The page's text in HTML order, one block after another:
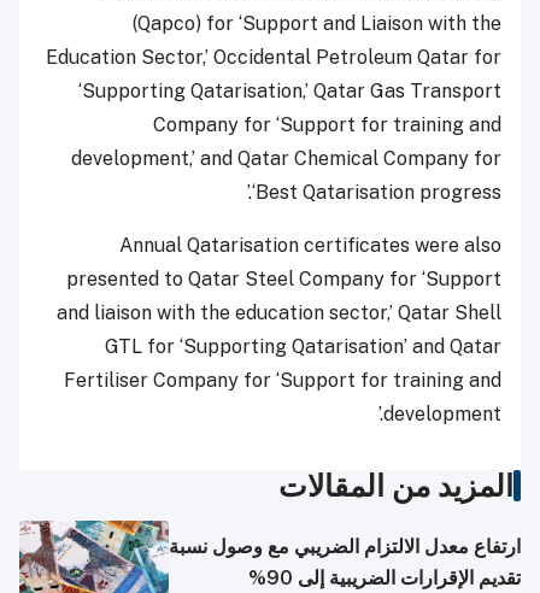
(Qapco) for ‘Support and Liaison with the
Education Sector,’ Occidental Petroleum Qatar for
‘Supporting Qatarisation,’ Qatar Gas Transport
Company for ‘Support for training and
development,’ and Qatar Chemical Company for
‘Best Qatarisation progress.’
Annual Qatarisation certificates were also
presented to Qatar Steel Company for ‘Support
and liaison with the education sector,’ Qatar Shell
GTL for ‘Supporting Qatarisation’ and Qatar
Fertiliser Company for ‘Support for training and
development.’
المزيد من المقالات
ارتفاع معدل الالتزام الضريبي مع وصول نسبة
تقديم الإقرارات الضريبية إلى 90%